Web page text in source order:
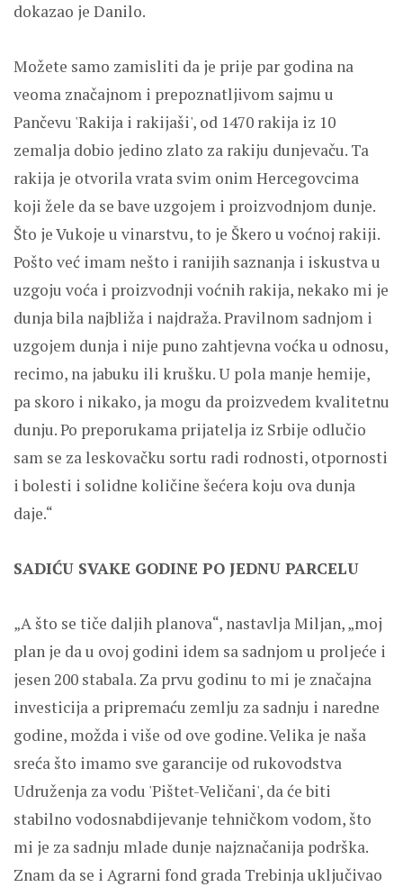
dokazao je Danilo.
Možete samo zamisliti da je prije par godina na
veoma značajnom i prepoznatljivom sajmu u
Pančevu 'Rakija i rakijaši', od 1470 rakija iz 10
zemalja dobio jedino zlato za rakiju dunjevaču. Ta
rakija je otvorila vrata svim onim Hercegovcima
koji žele da se bave uzgojem i proizvodnjom dunje.
Što je Vukoje u vinarstvu, to je Škero u voćnoj rakiji.
Pošto već imam nešto i ranijih saznanja i iskustva u
uzgoju voća i proizvodnji voćnih rakija, nekako mi je
dunja bila najbliža i najdraža. Pravilnom sadnjom i
uzgojem dunja i nije puno zahtjevna voćka u odnosu,
recimo, na jabuku ili krušku. U pola manje hemije,
pa skoro i nikako, ja mogu da proizvedem kvalitetnu
dunju. Po preporukama prijatelja iz Srbije odlučio
sam se za leskovačku sortu radi rodnosti, otpornosti
i bolesti i solidne količine šećera koju ova dunja
daje.“
SADIĆU SVAKE GODINE PO JEDNU PARCELU
„A što se tiče daljih planova“, nastavlja Miljan, „moj
plan je da u ovoj godini idem sa sadnjom u proljeće i
jesen 200 stabala. Za prvu godinu to mi je značajna
investicija a pripremaću zemlju za sadnju i naredne
godine, možda i više od ove godine. Velika je naša
sreća što imamo sve garancije od rukovodstva
Udruženja za vodu 'Pištet-Veličani', da će biti
stabilno vodosnabdijevanje tehničkom vodom, što
mi je za sadnju mlade dunje najznačanija podrška.
Znam da se i Agrarni fond grada Trebinja uključivao